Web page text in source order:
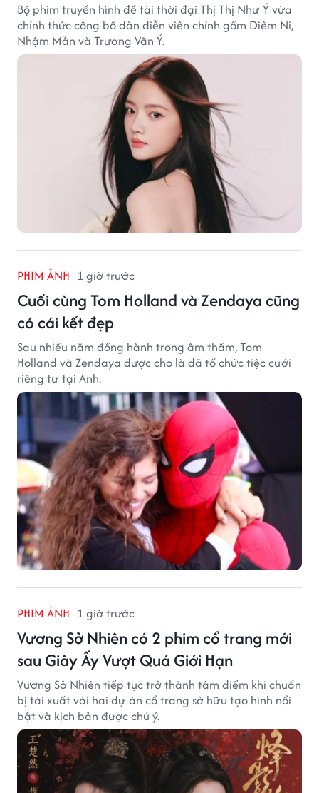
Bộ phim truyền hình đề tài thời đại Thị Thị Như Ý vừa
chính thức công bố dàn diễn viên chính gồm Diêm Ni,
Nhậm Mẫn và Trương Vãn Ý.
PHIM ẢNH 1 giờ trước
Cuối cùng Tom Holland và Zendaya cũng
có cái kết đẹp
Sau nhiều năm đồng hành trong âm thầm, Tom
Holland và Zendaya được cho là đã tổ chức tiệc cưới
riêng tư tại Anh.
PHIM ẢNH 1 giờ trước
Vương Sở Nhiên có 2 phim cổ trang mới
sau Giây Ấy Vượt Quá Giới Hạn
Vương Sở Nhiên tiếp tục trở thành tâm điểm khi chuẩn
bị tái xuất với hai dự án cổ trang sở hữu tạo hình nổi
bật và kịch bản được chú ý.